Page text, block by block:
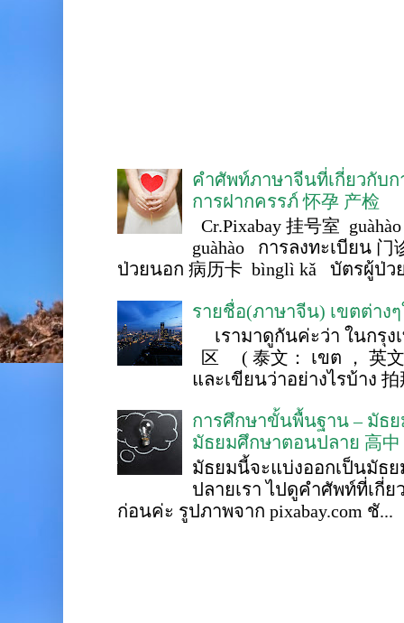
คำศัพท์ภาษาจีนที่เกี่ยวกับ
การฝากครรภ์ 怀孕 产检
Cr.Pixabay 挂号室
guàhào การลงทะเบียน 门
ป่วยนอก 病历卡 bìnglì kǎ บัตรผู้ป่ว
รายชื่อ(ภาษาจีน) เขตต่าง
เรามาดูกันค่ะว่า ในกรุง
区 ( 泰文： เขต ， 英
และเขียนว่าอย่างไรบ้าง 拍
การศึกษาขั้นพื้นฐาน – มัธ
มัธยมศึกษาตอนปลาย 高中
มัธยมนี้จะแบ่งออกเป็นมัธ
ปลายเรา ไปดูคำศัพท์ที่เกี่
ก่อนค่ะ รูปภาพจาก pixabay.com ชั...